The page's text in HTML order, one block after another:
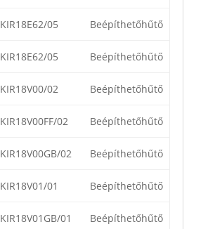
KIR18E62/05 Beépíthetőhűtő
KIR18E62/05 Beépíthetőhűtő
KIR18V00/02 Beépíthetőhűtő
KIR18V00FF/02 Beépíthetőhűtő
KIR18V00GB/02 Beépíthetőhűtő
KIR18V01/01 Beépíthetőhűtő
KIR18V01GB/01 Beépíthetőhűtő